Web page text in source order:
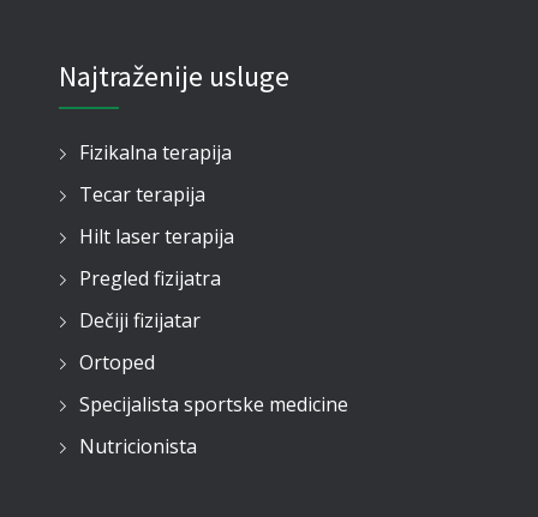
Najtraženije usluge
Fizikalna terapija
Tecar terapija
Hilt laser terapija
Pregled fizijatra
Dečiji fizijatar
Ortoped
Specijalista sportske medicine
Nutricionista